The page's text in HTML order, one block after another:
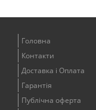
Головна
Контакти
Доставка і Оплата
Гарантія
Публічна оферта